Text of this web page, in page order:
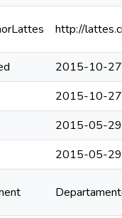
http://
2015-10-
2015-10-
2015-05-29
2015-05-29